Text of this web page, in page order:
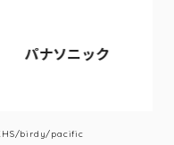
パナソニック
KHS/birdy/pacific